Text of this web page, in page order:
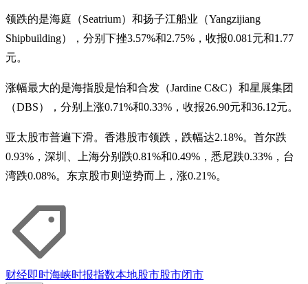
领跌的是海庭（Seatrium）和扬子江船业（Yangzijiang
Shipbuilding），分别下挫3.57%和2.75%，收报0.081元和1.77
元。
涨幅最大的是海指股是怡和合发（Jardine C&C）和星展集团
（DBS），分别上涨0.71%和0.33%，收报26.90元和36.12元。
亚太股市普遍下滑。香港股市领跌，跌幅达2.18%。首尔跌
0.93%，深圳、上海分别跌0.81%和0.49%，悉尼跌0.33%，台
湾跌0.08%。东京股市则逆势而上，涨0.21%。
财经即时海峡时报指数本地股市股市闭市